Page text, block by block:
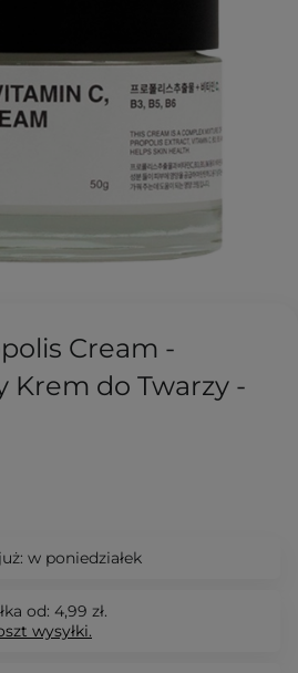
Cream -
Krem do Twarzy -
w poniedziałek
od: 4,99 zł.
wysyłki.